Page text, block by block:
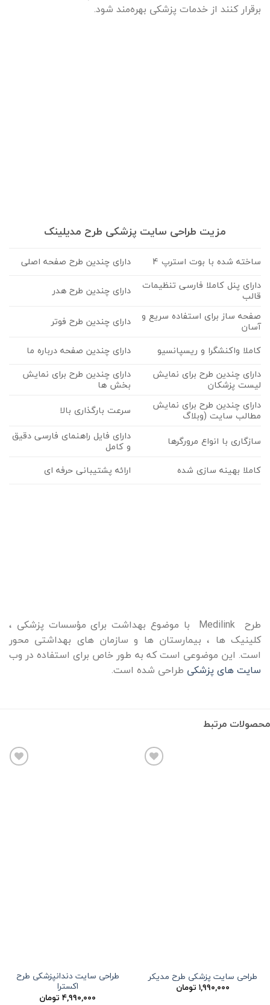
برقرار کنند از خدمات پزشکی بهره‌مند شود.
مزیت طراحی سایت پزشکی طرح مدیلینک
ساخته شده با بوت استرپ 4
دارای چندین طرح صفحه اصلی
دارای پنل کاملا فارسی تنظیمات
قالب
دارای چندین طرح هدر
صفحه ساز برای استفاده سریع و
آسان
دارای چندین طرح فوتر
کاملا واکنشگرا و ریسپانسیو
دارای چندین صفحه درباره ما
دارای چندین طرح برای نمایش
لیست پزشکان
دارای چندین طرح برای نمایش
بخش ها
دارای چندین طرح برای نمایش
مطالب سایت (وبلاگ سرعت بارگذاری بالا
سازگاری با انواع مرورگرها دارای فایل راهنمای فارسی دقیق
و کامل
کاملا بهینه سازی شده
ارائه پشتیبانی حرفه ای
طرح Medilink با موضوع بهداشت برای مؤسسات پزشکی ،
کلینیک ها ، بیمارستان ها و سازمان های بهداشتی محور
است. این موضوعی است که به طور خاص برای استفاده در وب
سایت های پزشکی طراحی شده است.
محصولات مرتبط
طراحی سایت پزشکی طرح مدیکر
۱,۹۹۰,۰۰۰ تومان
طراحی سایت دندانپزشکی طرح
اکسترا
۴,۹۹۰,۰۰۰ تومان